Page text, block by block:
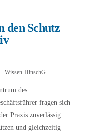
den Schutz
Wissen-HinschG
des
fragen sich
Praxis zuverlässig
und gleichzeitig